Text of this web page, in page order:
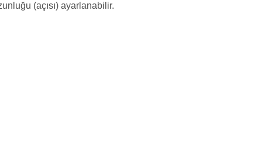
(açısı) ayarlanabilir.